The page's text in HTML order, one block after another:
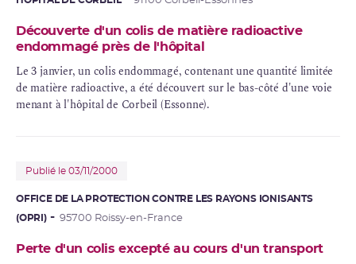
Découverte d'un colis de matière radioactive
endommagé près de l'hôpital
Le 3 janvier, un colis endommagé, contenant une quantité limitée
de matière radioactive, a été découvert sur le bas-côté d'une voie
menant à l'hôpital de Corbeil (Essonne).
Publié le 03/11/2000
OFFICE DE LA PROTECTION CONTRE LES RAYONS IONISANTS
(OPRI)
95700 Roissy-en-France
Perte d'un colis excepté au cours d'un transport